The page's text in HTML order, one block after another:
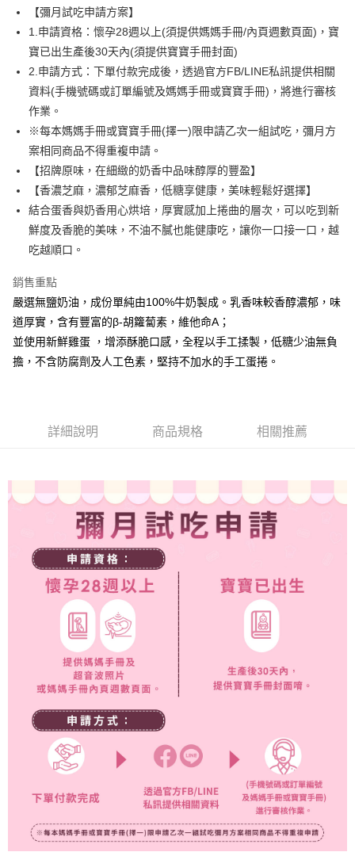
街口支付
悠遊付
全盈+PAY
ATM付款
運送方式
每筆NT$120，滿NT$2,000(含以上)免運費
宅配-免運
免運費
【彌月試吃申請方案】
1.申請資格：懷孕28週以上(須提供媽媽手冊/內頁週數頁面)，寶
寶已出生產後30天內(須提供寶寶手冊封面)
2.申請方式：下單付款完成後，透過官方FB/LINE私訊提供相關
資料(手機號碼或訂單編號及媽媽手冊或寶寶手冊)，將進行審核
作業。
※每本媽媽手冊或寶寶手冊(擇一)限申請乙次一組試吃，彌月方
案相同商品不得重複申請。
【招牌原味，在細緻的奶香中品味醇厚的豐盈】
【香濃芝麻，濃郁芝麻香，低糖享健康，美味輕鬆好選擇】
結合蛋香與奶香用心烘培，厚實感加上捲曲的層次，可以吃到新
鮮度及香脆的美味，不油不膩也能健康吃，讓你一口接一口，越
吃越順口。
銷售重點
嚴選無鹽奶油，成份單純由100%牛奶製成。乳香味較香醇濃郁，味
道厚實，含有豐富的β-胡籮蔔素，維他命A；
並使用新鮮雞蛋 ，增添酥脆口感，全程以手工揉製，低糖少油無負
擔，不含防腐劑及人工色素，堅持不加水的手工蛋捲。
詳細說明 商品規格 相關推薦